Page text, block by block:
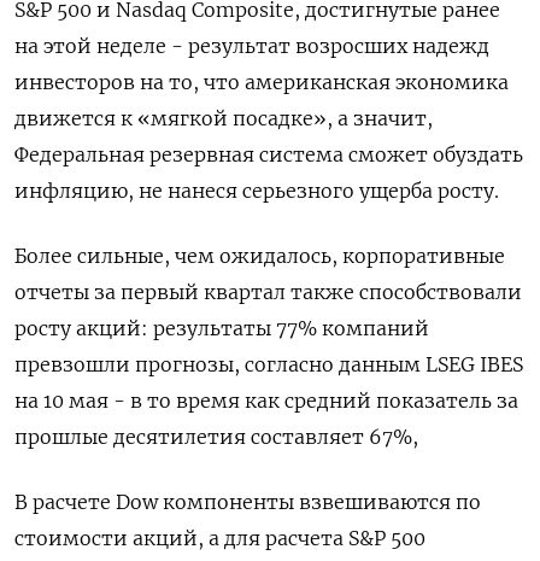
S&P 500 и Nasdaq Composite, достигнутые ранее
на этой неделе - результат возросших надежд
инвесторов на то, что американская экономика
движется к «мягкой посадке», а значит,
Федеральная резервная система сможет обуздать
инфляцию, не нанеся серьезного ущерба росту.
Более сильные, чем ожидалось, корпоративные
отчеты за первый квартал также способствовали
росту акций: результаты 77% компаний
превзошли прогнозы, согласно данным LSEG IBES
на 10 мая - в то время как средний показатель за
прошлые десятилетия составляет 67%,
В расчете Dow компоненты взвешиваются по
стоимости акций, а для расчета S&P 500